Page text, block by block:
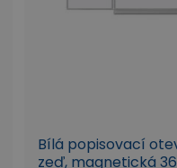
Bílá popisovací
zeď, magnetická